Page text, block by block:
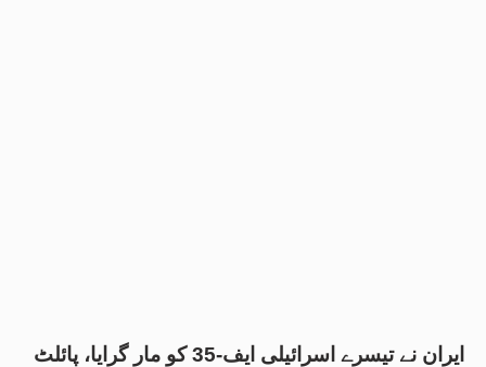
ایران نے تیسرے اسرائیلی ایف-35 کو مار گرایا، پائلٹ